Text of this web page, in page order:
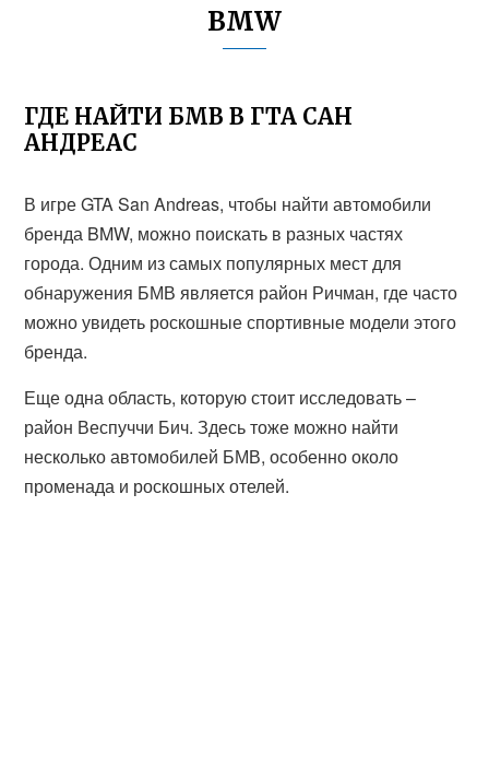
BMW
ГДЕ НАЙТИ БМВ В ГТА САН
АНДРЕАС
В игре GTA San Andreas, чтобы найти автомобили
бренда BMW, можно поискать в разных частях
города. Одним из самых популярных мест для
обнаружения БМВ является район Ричман, где часто
можно увидеть роскошные спортивные модели этого
бренда.
Еще одна область, которую стоит исследовать –
район Веспуччи Бич. Здесь тоже можно найти
несколько автомобилей БМВ, особенно около
променада и роскошных отелей.